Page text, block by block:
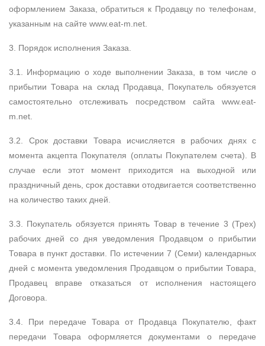
оформлением Заказа, обратиться к Продавцу по телефонам,
указанным на сайте www.eat-m.net.
3. Порядок исполнения Заказа.
3.1. Информацию о ходе выполнении Заказа, в том числе о
прибытии Товара на склад Продавца, Покупатель обязуется
самостоятельно отслеживать посредством сайта www.eat-
m.net.
3.2. Срок доставки Товара исчисляется в рабочих днях с
момента акцепта Покупателя (оплаты Покупателем счета). В
случае если этот момент приходится на выходной или
праздничный день, срок доставки отодвигается соответственно
на количество таких дней.
3.3. Покупатель обязуется принять Товар в течение 3 (Трех)
рабочих дней со дня уведомления Продавцом о прибытии
Товара в пункт доставки. По истечении 7 (Семи) календарных
дней с момента уведомления Продавцом о прибытии Товара,
Продавец вправе отказаться от исполнения настоящего
Договора.
3.4. При передаче Товара от Продавца Покупателю, факт
передачи Товара оформляется документами о передаче